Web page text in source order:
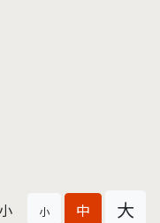
小 中 大